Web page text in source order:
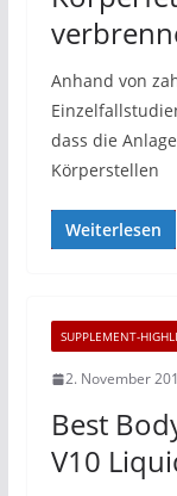
Anhand von
dass die
Körperstellen
Weiterlesen
SUPPLEMENT-
2. November
Best
V10